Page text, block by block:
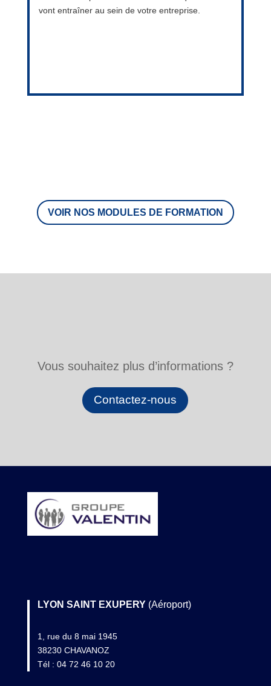
vont entraîner au sein de votre entreprise.
VOIR NOS MODULES DE FORMATION
Vous souhaitez plus d’informations ?
Contactez-nous
LYON SAINT EXUPERY (Aéroport)
1, rue du 8 mai 1945
38230 CHAVANOZ
Tél : 04 72 46 10 20